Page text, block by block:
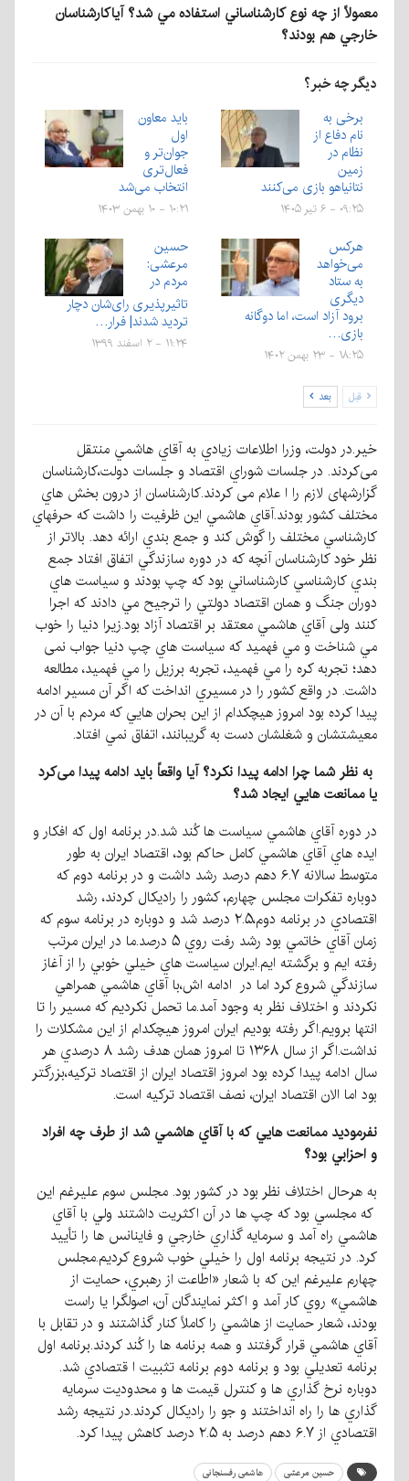
معمولاً از چه نوع كارشناساني استفاده مي شد؟ آياكارشناسان
خارجي هم بودند؟
دیگر چه خبر؟
برخی به
نام دفاع از
نظام در
زمین
نتانیاهو بازی می‌کنند
۰۹:۲۵ - ۶ تیر ۱۴۰۵
باید معاون
اول
جوان‌تر و
فعال‌تری
انتخاب می‌شد
۱۰:۲۱ - ۱۰ بهمن ۱۴۰۳
هرکس
می‌خواهد
به ستاد
دیگری
برود آزاد است، اما دوگانه
بازی…
۱۸:۲۵ - ۲۳ بهمن ۱۴۰۲
حسین
مرعشی:
مردم در
تاثیرپذیری رای‌شان دچار
تردید شدند| فرار…
۱۱:۲۴ - ۲ اسفند ۱۳۹۹
قبل بعد
خير.در دولت، وزرا اطلاعات زيادي به آقاي هاشمي منتقل
می‌کردند. در جلسات شوراي اقتصاد و جلسات دولت،كارشناسان
گزارشهای لازم را ا علام می کردند.كارشناسان از درون بخش هاي
مختلف كشور بودند.آقاي هاشمي اين ظرفيت را داشت كه حرفهاي
كارشناسي مختلف را گوش كند و جمع بندي ارائه دهد. بالاتر از
نظر خود كارشناسان آنچه كه در دوره سازندگي اتفاق افتاد جمع
بندي كارشناسي كارشناساني بود كه چپ بودند و سياست هاي
دوران جنگ و همان اقتصاد دولتي را ترجيح مي دادند که اجرا
كنند ولی آقاي هاشمي معتقد بر اقتصاد آزاد بود.زیرا دنيا را خوب
مي شناخت و مي فهميد كه سياست هاي چپ دنيا جواب نمی
دهد؛ تجربه كره را مي فهميد، تجربه برزيل را مي فهميد، مطالعه
داشت. در واقع كشور را در مسيري انداخت كه اگر آن مسير ادامه
پيدا كرده بود امروز هيچكدام از اين بحران هايي كه مردم با آن در
معيشتشان و شغلشان دست به گریبانند، اتفاق نمي افتاد.
به نظر شما چرا ادامه پيدا نكرد؟ آيا واقعاً بايد ادامه پيدا می‌کرد
يا ممانعت هايي ايجاد شد؟
در دوره آقاي هاشمي سياست ها كُند شد.در برنامه اول كه افكار و
ايده هاي آقاي هاشمي كامل حاكم بود، اقتصاد ايران به طور
متوسط سالانه ۶.۷ دهم درصد رشد داشت و در برنامه دوم كه
دوباره تفكرات مجلس چهارم، كشور را رادیکال كردند، رشد
اقتصادي در برنامه دوم،۲.۵ درصد شد و دوباره در برنامه سوم كه
زمان آقاي خاتمي بود رشد رفت روي ۵ درصد.ما در ايران مرتب
رفته ايم و برگشته ايم.ايران سياست هاي خيلي خوبي را از آغاز
سازندگي شروع كرد اما در ادامه اش،با آقاي هاشمي همراهي
نكردند و اختلاف نظر به وجود آمد.ما تحمل نكرديم كه مسير را تا
انتها برويم.اگر رفته بوديم ايران امروز هيچكدام از اين مشكلات را
نداشت.اگر از سال ۱۳۶۸ تا امروز همان هدف رشد ۸ درصدي هر
سال ادامه پيدا كرده بود امروز اقتصاد ايران از اقتصاد ترکیه،بزرگتر
بود اما الان اقتصاد ايران، نصف اقتصاد ترکیه است.
نفرموديد ممانعت هايي كه با آقاي هاشمي شد از طرف چه افراد
و احزابي بود؟
به هرحال اختلاف نظر بود در كشور بود. مجلس سوم عليرغم این
كه مجلسي بود كه چپ ها در آن اكثريت داشتند ولي با آقاي
هاشمي راه آمد و سرمايه گذاري خارجي و فاينانس ها را تأييد
كرد. در نتیجه برنامه اول را خيلي خوب شروع كرديم.مجلس
چهارم عليرغم این كه با شعار «اطاعت از رهبري، حمايت از
هاشمي» روي كار آمد و اکثر نمايندگان آن، اصولگرا يا راست
بودند، شعار حمايت از هاشمي را كاملاً كنار گذاشتند و در تقابل با
آقاي هاشمي قرار گرفتند و همه برنامه ها را كُند كردند.برنامه اول
برنامه تعديلي بود و برنامه دوم برنامه تثبيت ا قتصادي شد.
دوباره نرخ گذاري ها و كنترل قيمت ها و محدودیت سرمايه
گذاري ها را راه انداختند و جو را رادیکال كردند.در نتیجه رشد
اقتصادي از ۶.۷ دهم درصد به ۲.۵ درصد كاهش پيدا كرد.
حسین مرعشی هاشمی رفسنجانی